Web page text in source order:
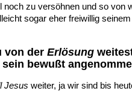
zu versöhnen und so
sogar eher freiwillig
von der Erlösung
bewußt
Jesus weiter, ja wir sind bis